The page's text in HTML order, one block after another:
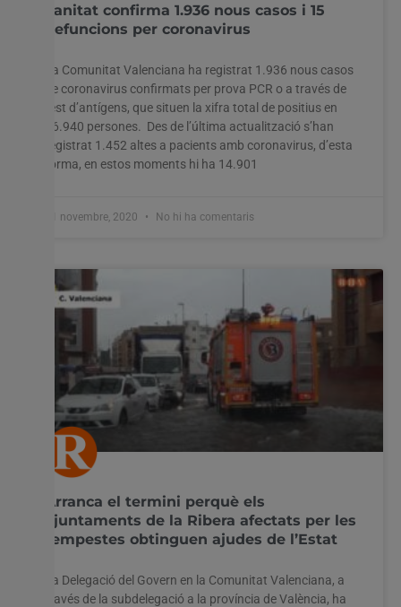
Sanitat confirma 1.936 nous casos i 15
defuncions per coronavirus
La Comunitat Valenciana ha registrat 1.936 nous casos
de coronavirus confirmats per prova PCR o a través de
test d’antígens, que situen la xifra total de positius en
76.940 persones. Des de l’última actualització s’han
registrat 1.452 altes a pacients amb coronavirus, d’esta
forma, en estos moments hi ha 14.901
11 novembre, 2020 No hi ha comentaris
Arranca el termini perquè els
ajuntaments de la Ribera afectats per les
tempestes obtinguen ajudes de l’Estat
La Delegació del Govern en la Comunitat Valenciana, a
través de la subdelegació a la província de València, ha